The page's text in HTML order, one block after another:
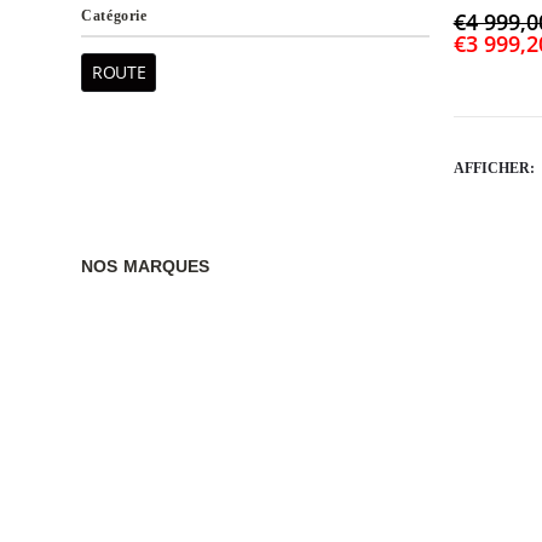
€4
€3
AFFICHER:
Catégorie
ROUTE
NOS MARQUES